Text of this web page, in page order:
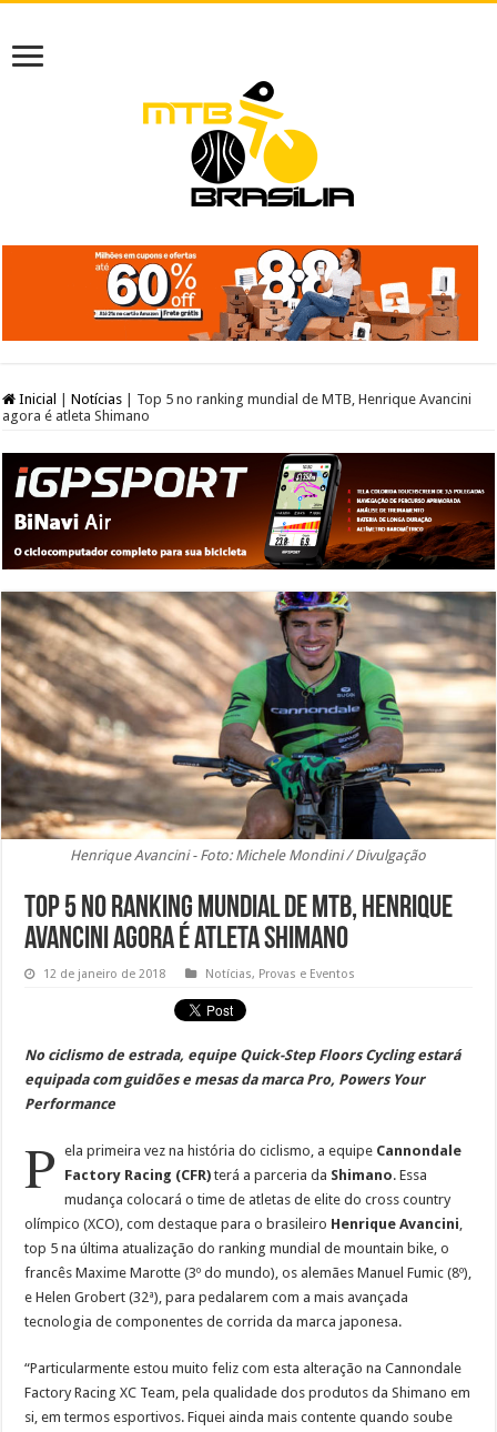
Inicial Notícias
Top 5 no ranking mundial de MTB, Henrique Avancini
agora é atleta Shimano
Henrique Avancini - Foto: Michele Mondini / Divulgação
Top 5 no ranking mundial de MTB, Henrique
Avancini agora é atleta Shimano
12 de janeiro de 2018 Notícias, Provas e Eventos
No ciclismo de estrada, equipe Quick-Step Floors Cycling estará
equipada com guidões e mesas da marca Pro, Powers Your
Performance
P ela primeira vez na história do ciclismo, a equipe Cannondale
Factory Racing (CFR) terá a parceria da Shimano. Essa
mudança colocará o time de atletas de elite do cross country
olímpico (XCO), com destaque para o brasileiro Henrique Avancini,
top 5 na última atualização do ranking mundial de mountain bike, o
francês Maxime Marotte (3º do mundo), os alemães Manuel Fumic (8º),
e Helen Grobert (32ª), para pedalarem com a mais avançada
tecnologia de componentes de corrida da marca japonesa.
“Particularmente estou muito feliz com esta alteração na Cannondale
Factory Racing XC Team, pela qualidade dos produtos da Shimano em
si, em termos esportivos. Fiquei ainda mais contente quando soube